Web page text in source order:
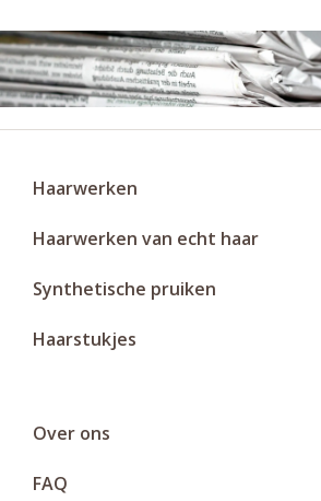
Haarwerken
Haarwerken van echt haar
Synthetische pruiken
Haarstukjes
Over ons
FAQ